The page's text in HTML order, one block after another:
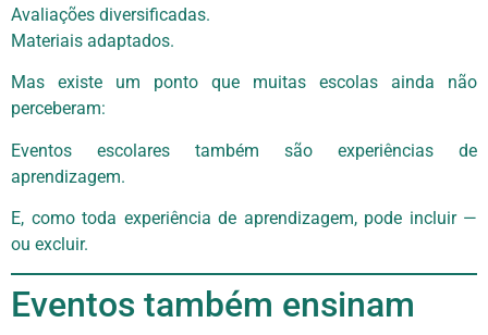
Avaliações diversificadas.
Materiais adaptados.
Mas existe um ponto que muitas escolas ainda não
perceberam:
Eventos escolares também são experiências de
aprendizagem.
E, como toda experiência de aprendizagem, pode incluir —
ou excluir.
Eventos também ensinam